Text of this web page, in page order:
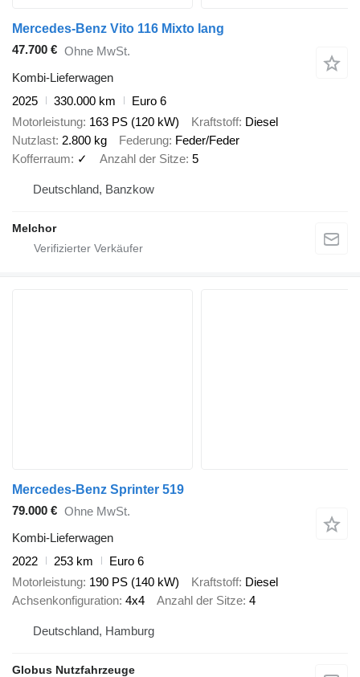
Mercedes-Benz Vito 116 Mixto lang
47.700 € Ohne MwSt.
Kombi-Lieferwagen
2025
330.000 km
Euro 6
Motorleistung 163 PS (120 kW) Kraftstoff Diesel
Nutzlast 2.800 kg Federung Feder/Feder
Kofferraum
✓ Anzahl der Sitze 5
Deutschland, Banzkow
Melchor
Mercedes-Benz Sprinter 519
79.000 € Ohne MwSt.
Kombi-Lieferwagen
2022
253 km
Euro 6
Motorleistung 190 PS (140 kW) Kraftstoff Diesel
Achsenkonfiguration 4x4 Anzahl der Sitze 4
Deutschland, Hamburg
Globus Nutzfahrzeuge